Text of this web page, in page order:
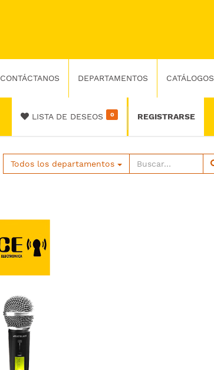
CONTÁCTANOS DEPARTAMENTOS CATÁLOGOS
LISTA DE DESEOS 0 REGISTRARSE
Todos los departamentos